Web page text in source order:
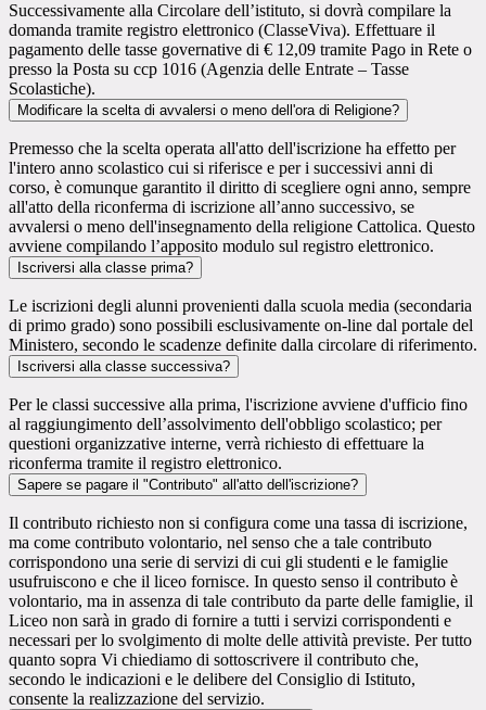
Successivamente alla Circolare dell’istituto, si dovrà compilare la
domanda tramite registro elettronico (ClasseViva). Effettuare il
pagamento delle tasse governative di € 12,09 tramite Pago in Rete o
presso la Posta su ccp 1016 (Agenzia delle Entrate – Tasse
Scolastiche).
Modificare la scelta di avvalersi o meno dell'ora di Religione?
Premesso che la scelta operata all'atto dell'iscrizione ha effetto per
l'intero anno scolastico cui si riferisce e per i successivi anni di
corso, è comunque garantito il diritto di scegliere ogni anno, sempre
all'atto della riconferma di iscrizione all’anno successivo, se
avvalersi o meno dell'insegnamento della religione Cattolica. Questo
avviene compilando l’apposito modulo sul registro elettronico.
Iscriversi alla classe prima?
Le iscrizioni degli alunni provenienti dalla scuola media (secondaria
di primo grado) sono possibili esclusivamente on-line dal portale del
Ministero, secondo le scadenze definite dalla circolare di riferimento.
Iscriversi alla classe successiva?
Per le classi successive alla prima, l'iscrizione avviene d'ufficio fino
al raggiungimento dell’assolvimento dell'obbligo scolastico; per
questioni organizzative interne, verrà richiesto di effettuare la
riconferma tramite il registro elettronico.
Sapere se pagare il "Contributo" all'atto dell'iscrizione?
Il contributo richiesto non si configura come una tassa di iscrizione,
ma come contributo volontario, nel senso che a tale contributo
corrispondono una serie di servizi di cui gli studenti e le famiglie
usufruiscono e che il liceo fornisce. In questo senso il contributo è
volontario, ma in assenza di tale contributo da parte delle famiglie, il
Liceo non sarà in grado di fornire a tutti i servizi corrispondenti e
necessari per lo svolgimento di molte delle attività previste. Per tutto
quanto sopra Vi chiediamo di sottoscrivere il contributo che,
secondo le indicazioni e le delibere del Consiglio di Istituto,
consente la realizzazione del servizio.